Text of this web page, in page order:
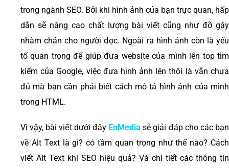
trong ngành SEO. Bởi khi hình ảnh của bạn trực quan, hấp
dẫn sẽ nâng cao chất lượng bài viết cũng như đỡ gây
nhàm chán cho người đọc. Ngoài ra hình ảnh còn là yếu
tố quan trọng để giúp đưa website của mình lên top tìm
kiếm của Google, việc đưa hình ảnh lên thôi là vẫn chưa
đủ mà bạn cần phải biết cách mô tả hình ảnh của mình
trong HTML.
Vì vậy, bài viết dưới đây EnMedia sẽ giải đáp cho các bạn
về Alt Text là gì? có tầm quan trọng như thế nào? Cách
viết Alt Text khi SEO hiệu quả? Và chi tiết các thông tin